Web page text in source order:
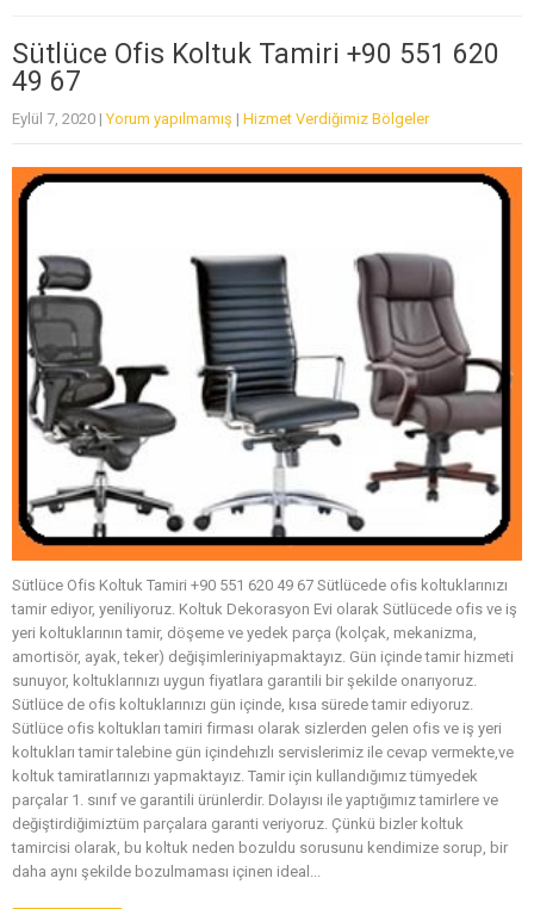
Sütlüce Ofis Koltuk Tamiri +90 551 620
49 67
Eylül 7, 2020 |Yorum yapılmamış | Hizmet Verdiğimiz Bölgeler
Sütlüce Ofis Koltuk Tamiri +90 551 620 49 67 Sütlücede ofis koltuklarınızı
tamir ediyor, yeniliyoruz. Koltuk Dekorasyon Evi olarak Sütlücede ofis ve iş
yeri koltuklarının tamir, döşeme ve yedek parça (kolçak, mekanizma,
amortisör, ayak, teker) değişimleriniyapmaktayız. Gün içinde tamir hizmeti
sunuyor, koltuklarınızı uygun fiyatlara garantili bir şekilde onarıyoruz.
Sütlüce de ofis koltuklarınızı gün içinde, kısa sürede tamir ediyoruz.
Sütlüce ofis koltukları tamiri firması olarak sizlerden gelen ofis ve iş yeri
koltukları tamir talebine gün içindehızlı servislerimiz ile cevap vermekte,ve
koltuk tamiratlarınızı yapmaktayız. Tamir için kullandığımız tümyedek
parçalar 1. sınıf ve garantili ürünlerdir. Dolayısı ile yaptığımız tamirlere ve
değiştirdiğimiztüm parçalara garanti veriyoruz. Çünkü bizler koltuk
tamircisi olarak, bu koltuk neden bozuldu sorusunu kendimize sorup, bir
daha aynı şekilde bozulmaması içinen ideal...